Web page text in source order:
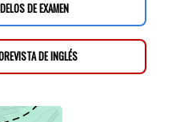
DE EXAMEN
DE INGLÉS